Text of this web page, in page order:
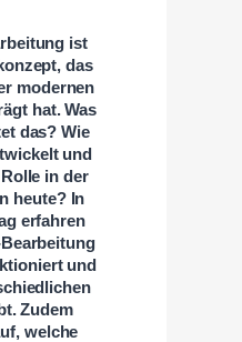
ist
das
modernen
hat. Was
das? Wie
und
in der
heute? In
erfahren
und
Zudem
welche